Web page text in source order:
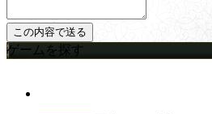
ゲームを探す